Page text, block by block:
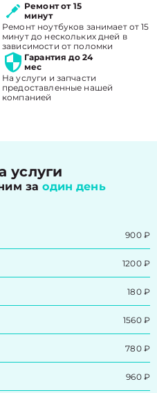
Ремонт от 15
минут
Ремонт ноутбуков занимает от 15
минут до нескольких дней в
зависимости от поломки
Гарантия до 24
мес
На услуги и запчасти
предоставленные нашей
компанией
услуги
заодин день
900 ₽
1200 ₽
180 ₽
1560 ₽
780 ₽
960 ₽